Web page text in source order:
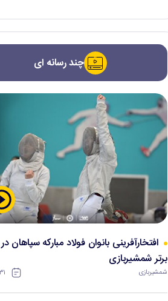
چند رسانه ای
افتخارآفرینی بانوان فولاد مبارکه سپاهان
برتر شمشیربازی
شمشیربازی